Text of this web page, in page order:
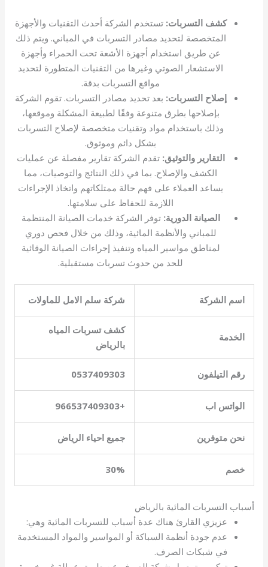
كشف التسربات: تستخدم الشركة أحدث التقنيات والأجهزة
المتخصصة لتحديد مصادر التسربات في المباني. ويتم ذلك
عن طريق استخدام أجهزة الأشعة تحت الحمراء وأجهزة
الاستشعار الصوتي وغيرها من التقنيات المتطورة لتحديد
مواقع التسربات بدقة.
إصلاح التسربات: بعد تحديد مصادر التسربات. تقوم الشركة
بإصلاحها بطرق متنوعة وفقًا لطبيعة المشكلة وموقعها،
وذلك باستخدام مواد وتقنيات متخصصة لإصلاح التسربات
بشكل دائم وموثوق.
التقارير والتوثيق: تقدم الشركة تقارير مفصلة عن عمليات
الكشف والإصلاح. بما في ذلك النتائج والتوصيات، مما
يساعد العملاء على فهم حالة ممتلكاتهم واتخاذ الإجراءات
اللازمة للحفاظ على سلامتها.
الصيانة الدورية: توفر الشركة خدمات الصيانة المنتظمة
للمباني والأنظمة المائية، وذلك من خلال فحص دوري
لمناطق مواسير المياه وتنفيذ إجراءات الصيانة الوقائية
للحد من حدوث تسربات مستقبلية.
اسم الشركة شركة سلم الامل للماولات
الخدمة
كشف تسربات المياه
بالرياض
رقم التيلفون 0537409303
الواتس اب +966537409303
نحن متوفرين جميع احياء الرياض
خصم 30%
أسباب التسربات المائية بالرياض
عزيزي القارئ هناك عدة أسباب للتسربات المائية وهي:
عدم جودة أنظمة السباكة أو المواسير والمواد المستخدمة
في شبكات الصرف.